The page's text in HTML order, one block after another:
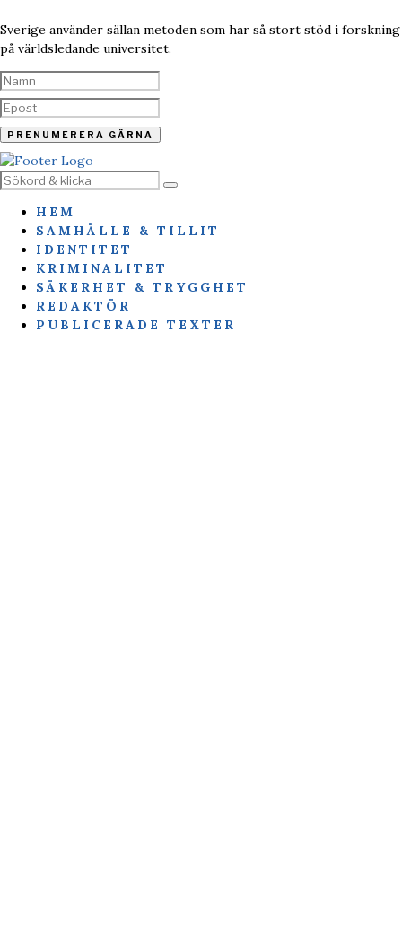
Sverige använder sällan metoden som har så stort stöd i forskning
på världsledande universitet.
HEM
SAMHÄLLE & TILLIT
IDENTITET
KRIMINALITET
SÄKERHET & TRYGGHET
REDAKTÖR
PUBLICERADE TEXTER